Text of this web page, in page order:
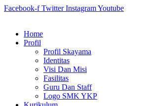
Facebook-f Twitter InstagramYoutube
Home
Profil
Profil Skayama
Identitas
Visi Dan Misi
Fasilitas
Guru Dan Staff
Logo SMK YKP